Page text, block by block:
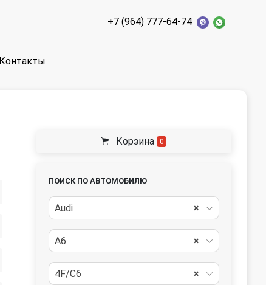
+7 (964) 777-64-74
Контакты
Корзина 0
ПОИСК ПО АВТОМОБИЛЮ
×
Audi
×
A6
×
4F/C6